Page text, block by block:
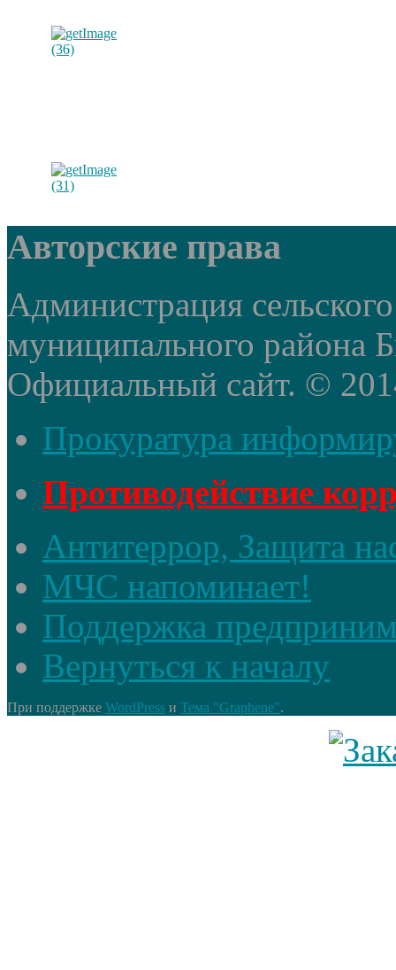
Авторские права
Администрация
муниципального района
Официальный сайт. ©
Прокуратура
Противодействие
Антитеррор, Защита
МЧС напоминает!
Поддержка
Вернуться к началу
При поддержке WordPress и Тема "Graphene".